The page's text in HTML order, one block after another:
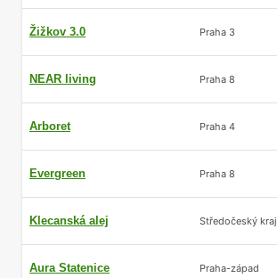
Žižkov 3.0 Praha 3
NEAR living Praha 8
Arboret Praha 4
Evergreen Praha 8
Klecanská alej Středočeský kraj
Aura Statenice Praha-západ